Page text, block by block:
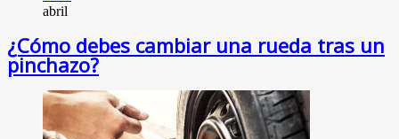
abril
¿Cómo debes cambiar una rueda tras un
pinchazo?